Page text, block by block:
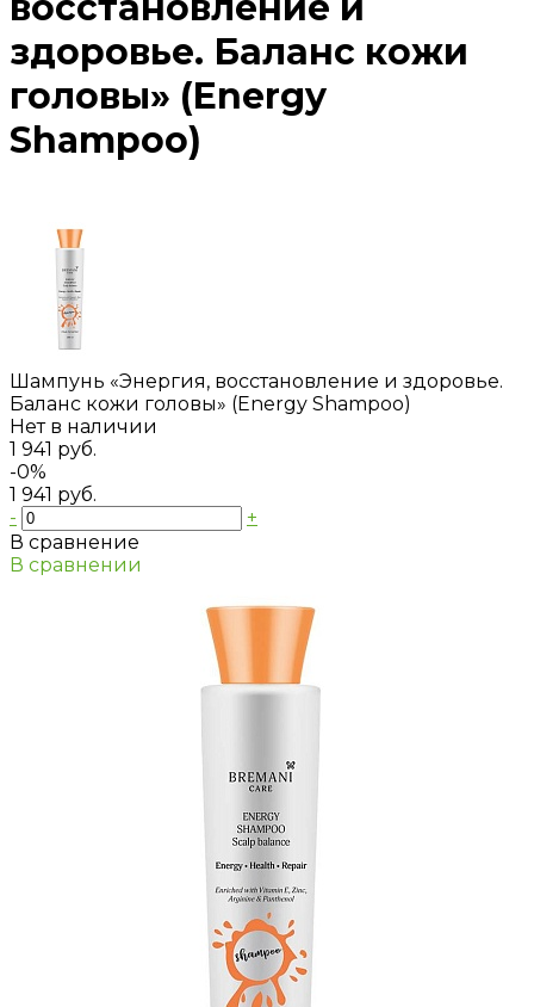
здоровье. Баланс кожи
головы» (Energy
Shampoo)
Шампунь «Энергия, восстановление и здоровье.
Баланс кожи головы» (Energy Shampoo)
Нет в наличии
1 941 руб.
-0%
1 941 руб.
-
+
В сравнение
В сравнении